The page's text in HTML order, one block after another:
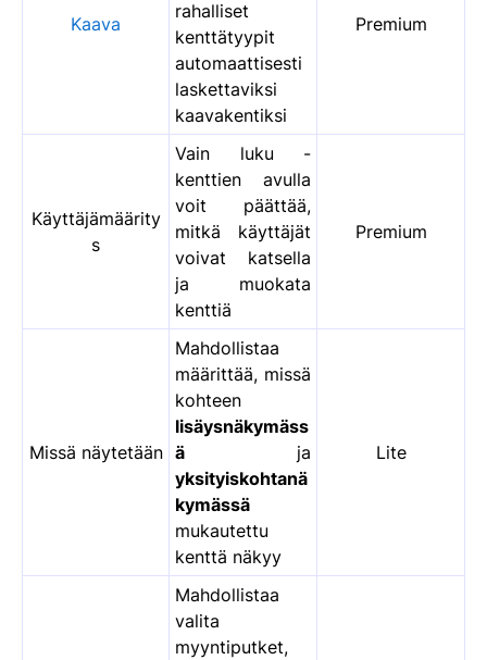
Kaava
rahalliset
kenttätyypit
automaattisesti
laskettaviksi
kaavakentiksi
Premium
Käyttäjämäärity
s
Vain luku -
kenttien avulla
voit päättää,
mitkä käyttäjät
voivat katsella
ja muokata
kenttiä
Premium
Missä näytetään
Mahdollistaa
määrittää, missä
kohteen
lisäysnäkymäss
ä ja
yksityiskohtanä
kymässä
mukautettu
kenttä näkyy
Lite
Mahdollistaa
valita
myyntiputket,